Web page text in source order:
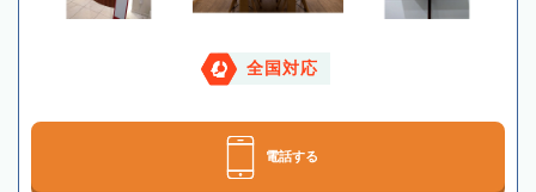
全国対応
電話する